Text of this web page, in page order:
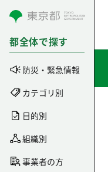
コンテンツにスキップ
都全体で探す
防災・緊急情報
カテゴリ別
目的別
組織別
事業者の方